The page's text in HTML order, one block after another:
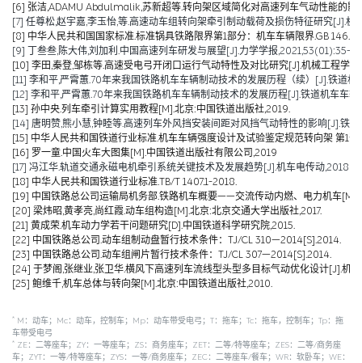
[6] 张洁,ADAMU Abdulmalik,苏新超等.转向架区域简化对高速列车气动性能的
[7] 任尊松,赵宇嘉,李玉怡,等.高速动车组转向架牵引制动载荷及损伤特征研究[J].机
[8] 中华人民共和国国家标准.标准锅具铁路限界第1部分：机车车辆限界.GB
[9] 丁叁叁,陈大伟,刘加利.中国高速列车研发与展望[J].力学学报,2021,53(01):35-
[10] 李田,秦登,邹栋等.高速受电弓开闭口运行气动特性及对比研究[J].机械工程学
[11] 李和平,严霄蕙.70年来我国铁路机车车辆制动技术的发展历程（续）[J].铁道
[12] 李和平,严霄蕙.70年来我国铁路机车车辆制动技术的发展历程[J].铁道机车车
[13] 孙中央.列车牵引计算实用教程[M].北京:中国铁道出版社,2019.
[14] 唐明赞,熊小慧,钟睦等.高速列车外风挡安装间距对风挡气动特性的影响[J].铁
[15] 中华人民共和国铁道行业标准.机车车辆强度设计及试验鉴定规范转向架 第1
[16] 罗一童.中国火车大图集[M].中国铁道出版社有限公司,2019
[17] 冯江华.轨道交通永磁电机牵引系统关键技术及发展趋势[J].机车电传动
[18] 中华人民共和国铁道行业标准.TB/T 1407.1-2018.
[19] 中国铁路总公司运输局机务部.铁路机车概要——交流传动内燃、电力机车[M].
[20] 梁炜昭,黄孝亮,尚红霞.动车组构造[M].北京:北京交通大学出版社,2017.
[21] 黄成荣.机车动力学若干问题研究[D].中国铁道科学研究院,2015.
[22] 中国铁路总公司.动车组制动盘暂行技术条件：TJ/CL 310—2014[S].2014.
[23] 中国铁路总公司.动车组闸片暂行技术条件：TJ/CL 307—2014[S].2014.
[24] 于梦阁,张继业,张卫华.横风下高速列车流线型头型多目标气动优化设计[J].机
[25] 鲍维千,机车总体与转向架[M].北京:中国铁道出版社,2010.
* M：动车；Mc：动车，控制车；Mp：动车带受电弓；T：拖车；Tc：拖车，控制车；Tp：拖
车带受电弓
* ZE：二等座车；ZY：一等座车；ZS：商务座车；ZET：二等/特等座车；ZES：二等/商务座
车；ZYT：一等/特等座车；ZYS：一等/商务座车；ZEC：二等座车/餐车；WR：软卧车；WE：